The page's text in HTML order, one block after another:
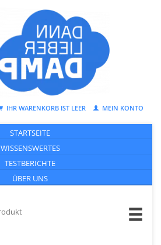
IHR WARENKORB IST LEER MEIN KONTO
STARTSEITE
WISSENSWERTES
TESTBERICHTE
ÜBER UNS